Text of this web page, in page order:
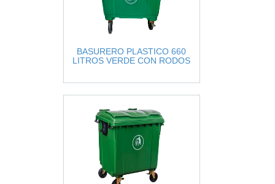
BASURERO PLASTICO 660
LITROS VERDE CON RODOS